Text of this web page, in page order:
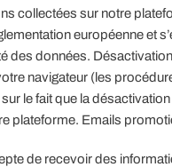
collectées sur notre
européenne et
des données.
navigateur (les
le fait que la
plateforme. Emails
de recevoir des